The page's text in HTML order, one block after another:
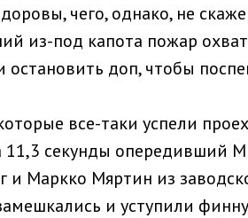
чего, однако, не
из-под капота пожар
доп, чтобы
все-таки успели
11,3 секунды опередивший
и Маркко Мяртин из
и уступили